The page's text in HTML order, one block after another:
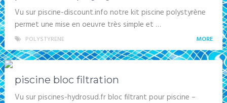
Vu sur piscine-discount.info notre kit piscine polystyrène
permet une mise en oeuvre très simple et …
POLYSTYRENE MORE
piscine bloc filtration
Vu sur piscines-hydrosud.fr bloc filtrant pour piscine –